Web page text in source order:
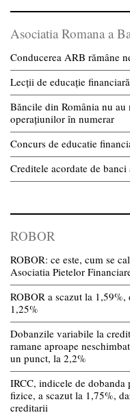
Asociatia Romana a
Conducerea ARB rămâne
Lecții de educație
Băncile din România nu au
operațiunilor în numerar
Concurs de educatie
Creditele acordate de
ROBOR
ROBOR: ce este, cum se
Asociatia Pietelor
ROBOR a scazut la
1,25%
Dobanzile variabile la
ramane aproape
un punct, la 2,2%
IRCC, indicele de
fizice, a scazut la 1,75%,
creditarii